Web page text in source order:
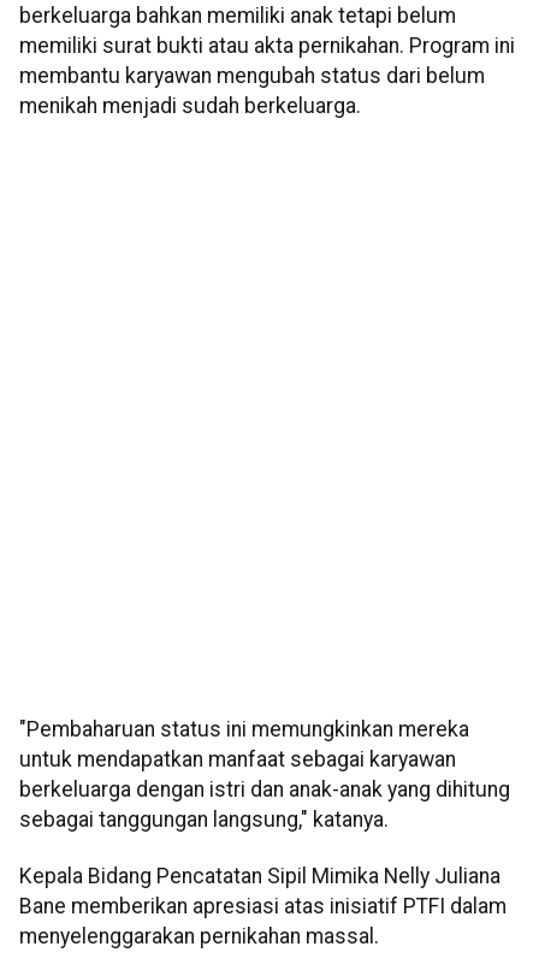
berkeluarga bahkan memiliki anak tetapi belum
memiliki surat bukti atau akta pernikahan. Program ini
membantu karyawan mengubah status dari belum
menikah menjadi sudah berkeluarga.
"Pembaharuan status ini memungkinkan mereka
untuk mendapatkan manfaat sebagai karyawan
berkeluarga dengan istri dan anak-anak yang dihitung
sebagai tanggungan langsung," katanya.
Kepala Bidang Pencatatan Sipil Mimika Nelly Juliana
Bane memberikan apresiasi atas inisiatif PTFI dalam
menyelenggarakan pernikahan massal.